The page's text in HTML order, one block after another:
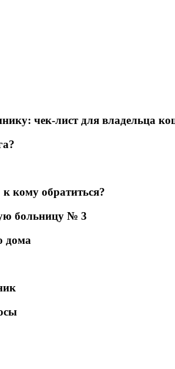
чек-лист для владельца
кому обратиться?
больницу № 3
дома